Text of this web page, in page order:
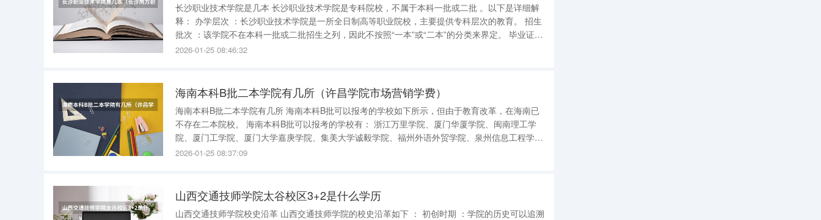
长沙职业技术学院是几本 长沙职业技术学院是专科院校，不属于本科一批或二批 。以下是详细解
释： 办学层次 ：长沙职业技术学院是一所全日制高等职业院校，主要提供专科层次的教育。 招生
批次 ：该学院不在本科一批或二批招生之列，因此不按照“一本”或“二本”的分类来界定。 毕业证书
2026-01-25 08:46:32
海南本科B批二本学院有几所（许昌学院市场营销学费）
海南本科B批二本学院有几所 海南本科B批可以报考的学校如下所示，但由于教育改革，在海南已
不存在二本院校。 海南本科B批可以报考的学校有： 浙江万里学院、厦门华厦学院、闽南理工学
院、厦门工学院、厦门大学嘉庚学院、集美大学诚毅学院、福州外语外贸学院、泉州信息工程学
院、江西科技学院、江西工程学院、南昌理工学院、江西应用科技学院、南昌工学院、南昌大学科
2026-01-25 08:37:09
山西交通技师学院太谷校区3+2是什么学历
山西交通技师学院校史沿革 山西交通技师学院的校史沿革如下 ： 初创时期 ：学院的历史可以追溯